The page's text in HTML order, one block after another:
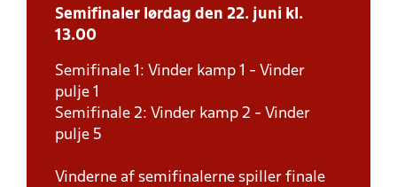
Semifinaler lørdag den 22. juni kl.
13.00
Semifinale 1: Vinder kamp 1 - Vinder
pulje 1
Semifinale 2: Vinder kamp 2 - Vinder
pulje 5
Vinderne af semifinalerne spiller finale